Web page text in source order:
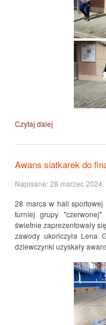
Czytaj dalej
Awans siatkarek do
Napisane:28 marzec 2024
28 marca w hali sportowej
turniej grupy
świetnie zaprezentowały
zawody ukończyła Lena
dziewczynki uzyskały